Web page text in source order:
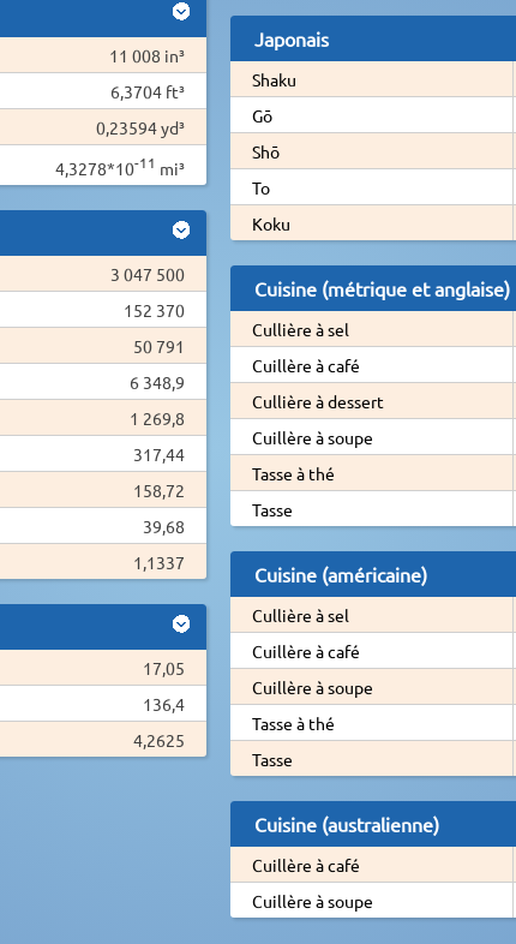
11 008 in³
6,3704 ft³
0,23594 yd³
4,3278*10-11 mi³
3 047 500
152 370
50 791
6 348,9
1 269,8
317,44
158,72
39,68
1,1337
17,05
136,4
4,2625
Japonais
Shaku
Gō
Shō
To
Koku
Cuisine (métrique et anglaise)
Cullière à sel
Cuillère à café
Cullière à dessert
Cuillère à soupe
Tasse à thé
Tasse
Cuisine (américaine)
Cullière à sel
Cuillère à café
Cuillère à soupe
Tasse à thé
Tasse
Cuisine (australienne)
Cuillère à café
Cuillère à soupe